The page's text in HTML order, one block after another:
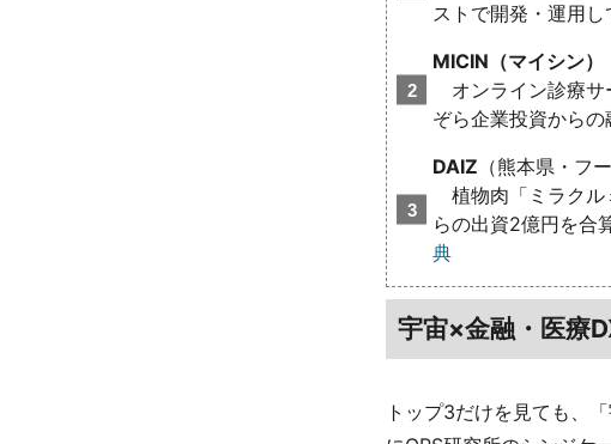
ストで開発・運用し
MICIN（マイシン）
オンライン診療サ
ぞら企業投資からの
DAIZ （熊本県・フ
植物肉「ミラクル
らの出資2億円を合
典
宇宙×金融・医療
トップ3だけを見ても、